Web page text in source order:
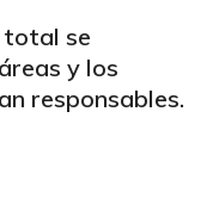
total se
y los
responsables.